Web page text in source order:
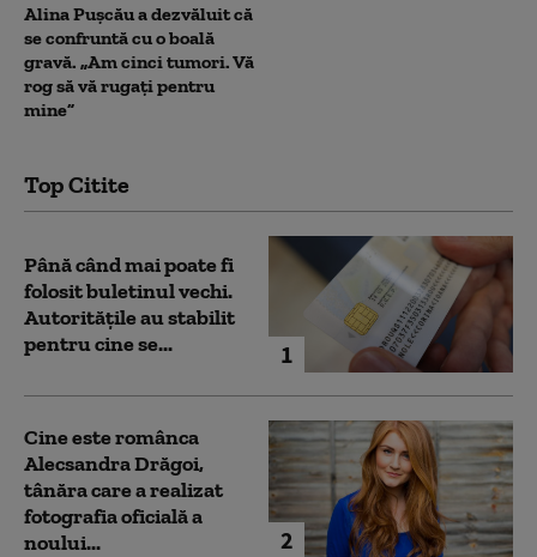
Alina Pușcău a dezvăluit că
se confruntă cu o boală
gravă. „Am cinci tumori. Vă
rog să vă rugați pentru
mine”
Top Citite
1
Până când mai poate fi
folosit buletinul vechi.
Autoritățile au stabilit
pentru cine se...
2
Cine este românca
Alecsandra Drăgoi,
tânăra care a realizat
fotografia oficială a
noului...